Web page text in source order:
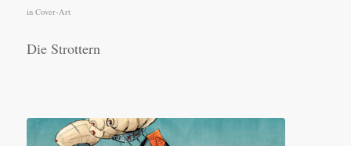
in Cover-Art
Die Strottern